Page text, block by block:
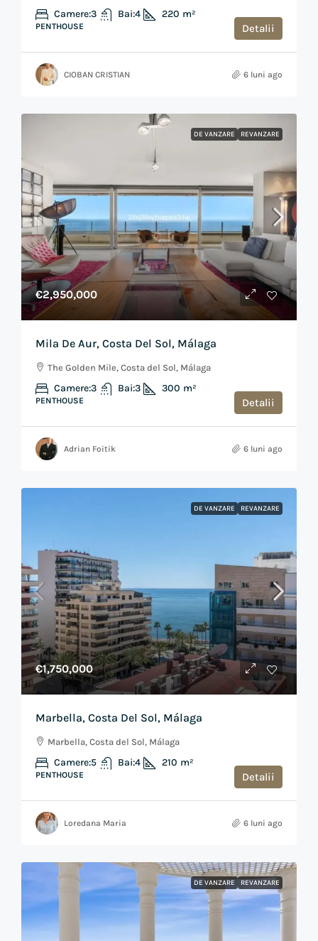
Camere:3 Bai:4 220 m²
PENTHOUSE Detalii
CIOBAN CRISTIAN 6 luni ago
DE VANZARE REVANZARE
€2,950,000
Mila De Aur, Costa Del Sol, Málaga
The Golden Mile, Costa del Sol, Málaga
Camere:3 Bai:3 300 m²
PENTHOUSE Detalii
Adrian Foitik 6 luni ago
DE VANZARE REVANZARE
€1,750,000
Marbella, Costa Del Sol, Málaga
Marbella, Costa del Sol, Málaga
Camere:5 Bai:4 210 m²
PENTHOUSE Detalii
Loredana Maria 6 luni ago
DE VANZARE REVANZARE